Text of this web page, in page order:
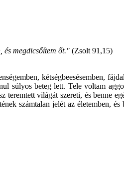
és megdicsőítem őt." (Zsolt 91,15)
kétségbeesésemben,
súlyos beteg lett. Tele voltam
világát szereti, és benne
számtalan jelét az életemben,